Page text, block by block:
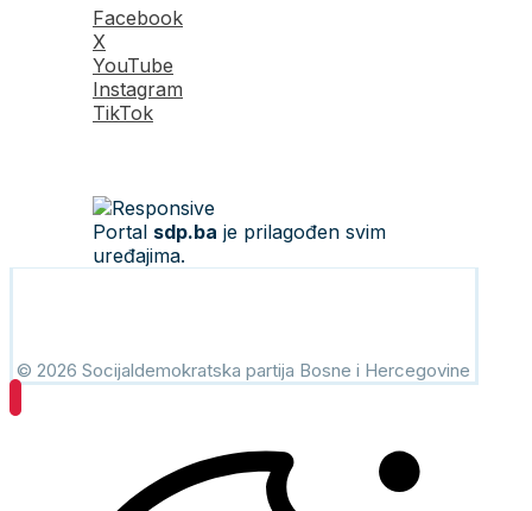
Facebook
X
YouTube
Instagram
TikTok
Portal sdp.ba je prilagođen svim
uređajima.
© 2026 Socijaldemokratska partija Bosne i Hercegovine